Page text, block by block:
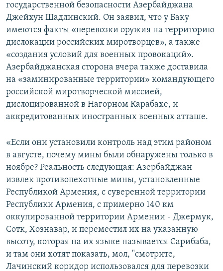
государственной безопасности Азербайджана
Джейхун Шадлинский. Он заявил, что у Баку
имеются факты «перевозки оружия на территорию
дислокации российских миротворцев», а также
«создания условий для военных провокаций».
Азербайджанская сторона вчера также доставила
на «заминированные территории» командующего
российской миротворческой миссией,
дислоцированной в Нагорном Карабахе, и
аккредитованных иностранных военных атташе.
«Если они установили контроль над этим районом
в августе, почему мины были обнаружены только в
ноябре? Реальность следующая: Азербайджан
извлек противопехотные мины, установленные
Республикой Армения, с суверенной территории
Республики Армения, с примерно 140 км
оккупированной территории Армении - Джермук,
Сотк, Хознавар, и переместил их на указанную
высоту, которая на их языке называется Сарибаба,
и там они хотят показать, мол, "смотрите,
Лачинский коридор использовался для перевозки